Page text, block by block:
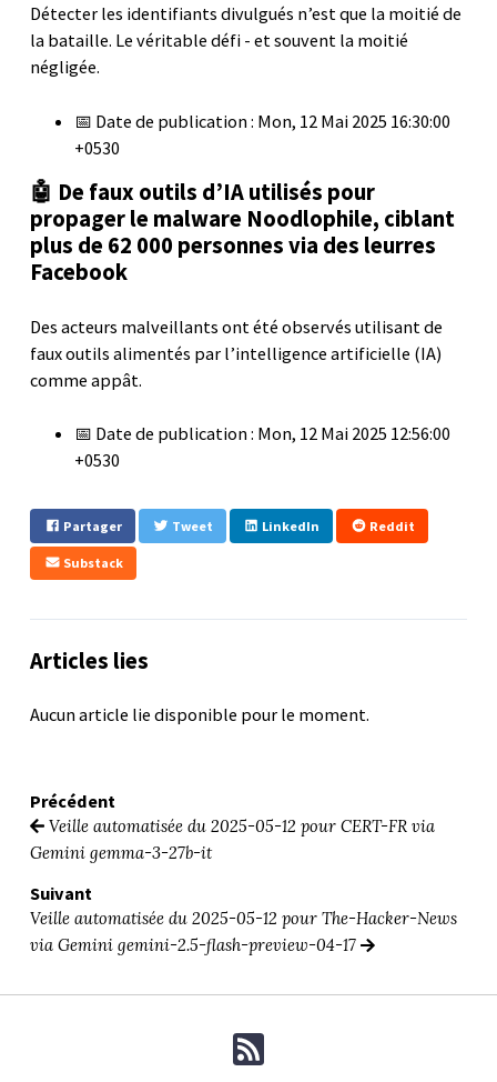
Détecter les identifiants divulgués n’est que la moitié de
la bataille. Le véritable défi - et souvent la moitié
négligée.
📅 Date de publication : Mon, 12 Mai 2025 16:30:00
+0530
🤖 De faux outils d’IA utilisés pour
propager le malware Noodlophile, ciblant
plus de 62 000 personnes via des leurres
Facebook
Des acteurs malveillants ont été observés utilisant de
faux outils alimentés par l’intelligence artificielle (IA)
comme appât.
📅 Date de publication : Mon, 12 Mai 2025 12:56:00
+0530
Partager Tweet LinkedIn Reddit
Substack
Articles lies
Aucun article lie disponible pour le moment.
Précédent
Veille automatisée du 2025-05-12 pour CERT-FR via
Gemini gemma-3-27b-it
Suivant
Veille automatisée du 2025-05-12 pour The-Hacker-News
via Gemini gemini-2.5-flash-preview-04-17